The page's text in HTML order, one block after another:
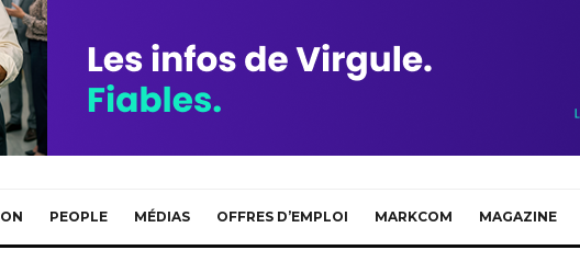
PEOPLE MÉDIAS OFFRES D’EMPLOI MARKCOM MAGAZINE